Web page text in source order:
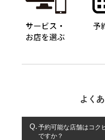
よく
予約可能な店舗はコク
ですか？